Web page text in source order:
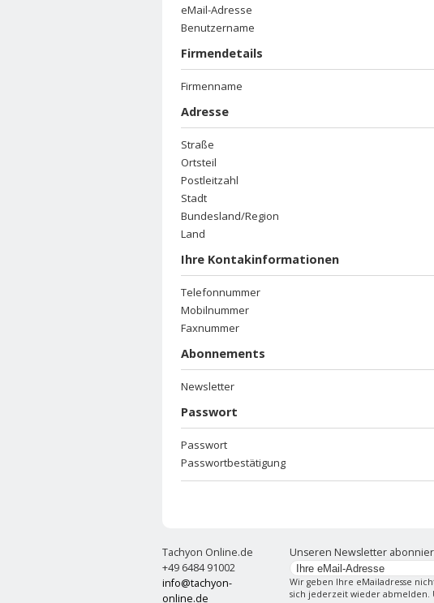
eMail-Adresse
Benutzername
Firmendetails
Firmenname
Adresse
Straße
Ortsteil
Postleitzahl
Stadt
Bundesland/Region
Land
Ihre Kontakinformationen
Telefonnummer
Mobilnummer
Faxnummer
Abonnements
Newsletter
Passwort
Passwort
Passwortbestätigung
Tachyon Online.de
+49 6484 91002
info@tachyon-
online.de
Unseren Newsletter
Wir geben Ihre eMailadresse
sich jederzeit wieder abmelden.